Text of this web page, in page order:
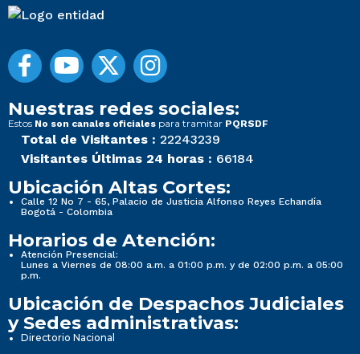
Nuestras redes sociales:
Estos No son canales oficiales para tramitar PQRSDF
Total de Visitantes : 22243239
Visitantes Últimas 24 horas : 66184
Ubicación Altas Cortes:
Calle 12 No 7 - 65, Palacio de Justicia Alfonso Reyes Echandía
Bogotá - Colombia
Horarios de Atención:
Atención Presencial:
Lunes a Viernes de 08:00 a.m. a 01:00 p.m. y de 02:00 p.m. a 05:00
p.m.
Ubicación de Despachos Judiciales
y Sedes administrativas:
Directorio Nacional